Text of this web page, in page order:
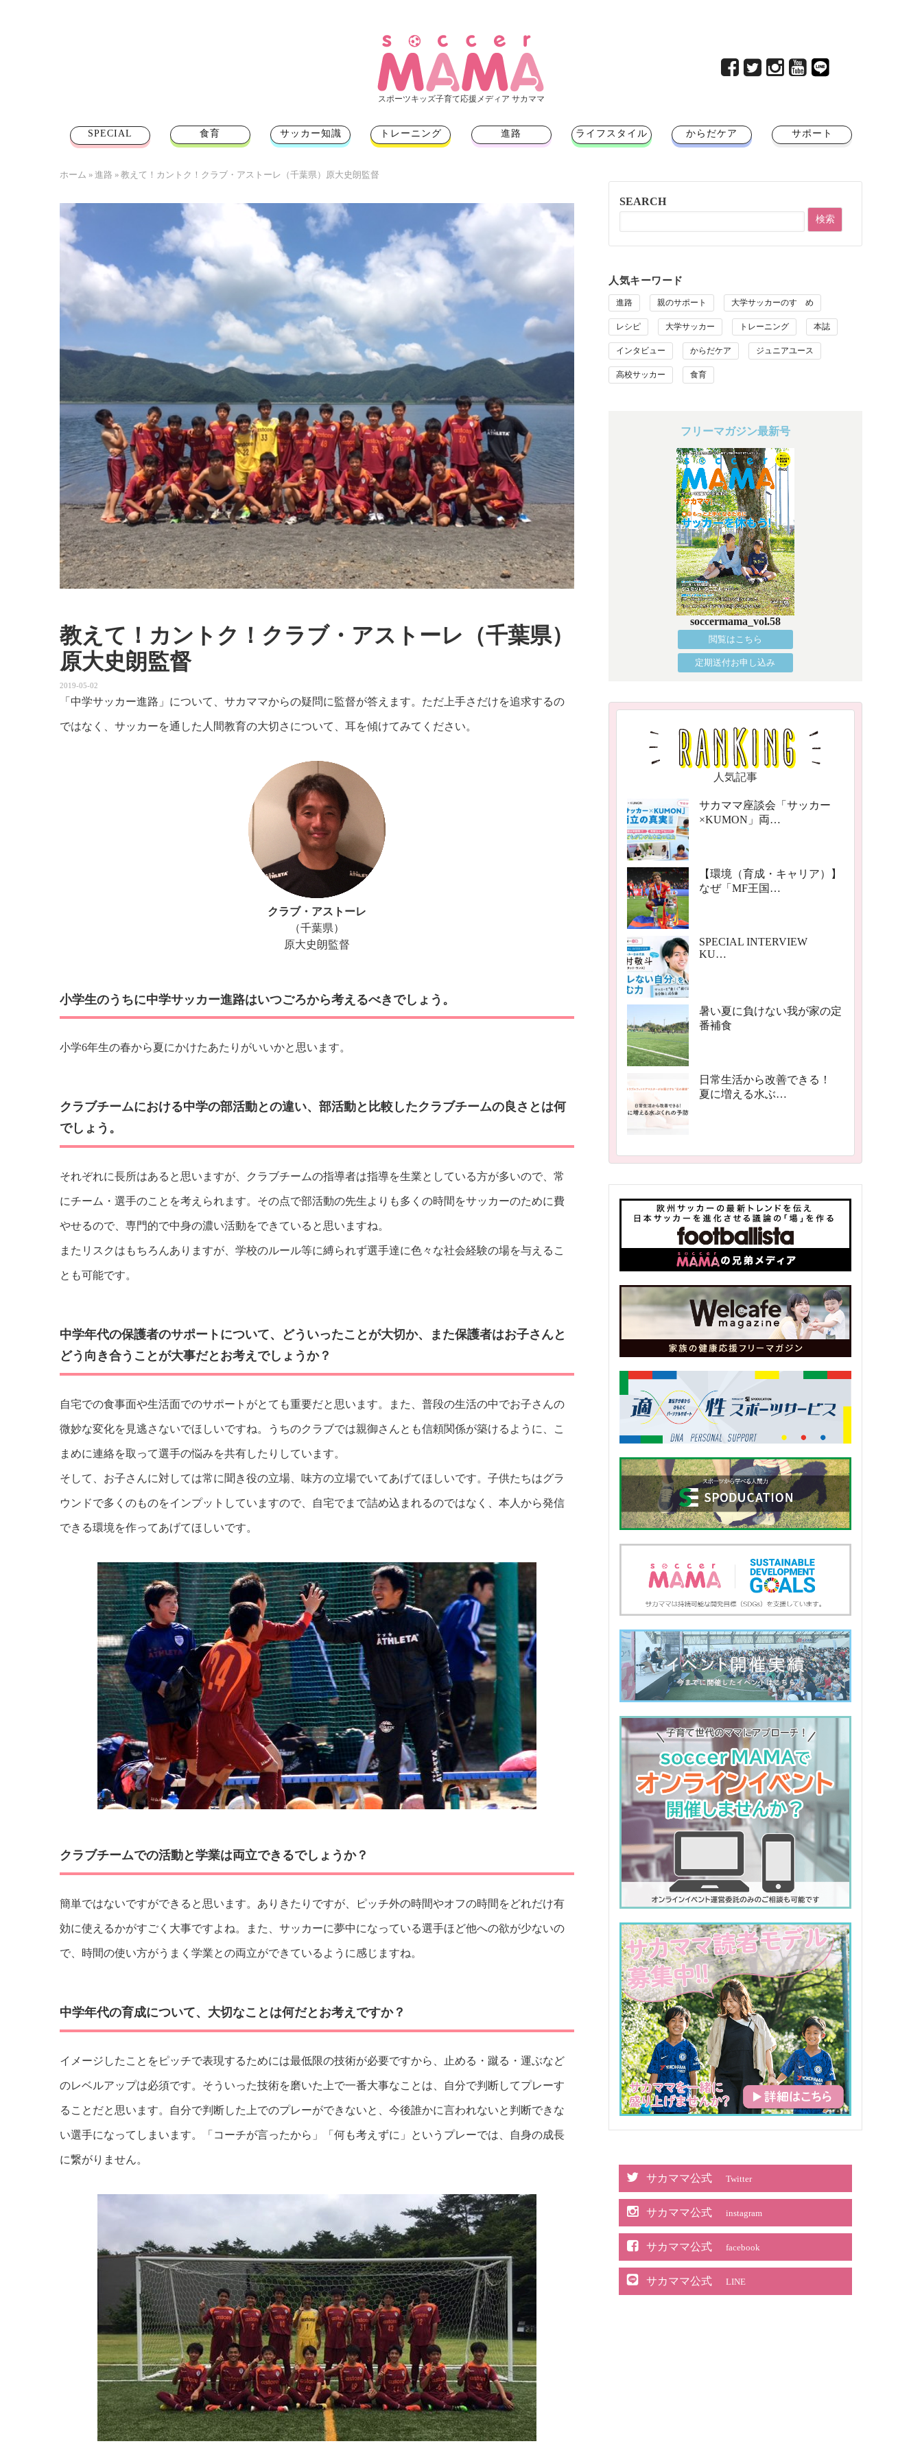
スポーツキッズ子育て応援メディア サカママ
SPECIAL 食育 サッカー知識 トレーニング 進路 ライフスタイル からだケア サポート
ホーム » 進路 » 教えて！カントク！クラブ・アストーレ（千葉県）原大史朗監督
教えて！カントク！クラブ・アストーレ（千葉県）
原大史朗監督
2019-05-02
「中学サッカー進路」について、サカママからの疑問に監督が答えます。ただ上手さだけを追求するの
ではなく、サッカーを通した人間教育の大切さについて、耳を傾けてみてください。
クラブ・アストーレ
（千葉県）
原大史朗監督
小学生のうちに中学サッカー進路はいつごろから考えるべきでしょう。
小学6年生の春から夏にかけたあたりがいいかと思います。
クラブチームにおける中学の部活動との違い、部活動と比較したクラブチームの良さとは何
でしょう。
それぞれに長所はあると思いますが、クラブチームの指導者は指導を生業としている方が多いので、常
にチーム・選手のことを考えられます。その点で部活動の先生よりも多くの時間をサッカーのために費
やせるので、専門的で中身の濃い活動をできていると思いますね。
またリスクはもちろんありますが、学校のルール等に縛られず選手達に色々な社会経験の場を与えるこ
とも可能です。
中学年代の保護者のサポートについて、どういったことが大切か、また保護者はお子さんと
どう向き合うことが大事だとお考えでしょうか？
自宅での食事面や生活面でのサポートがとても重要だと思います。また、普段の生活の中でお子さんの
微妙な変化を見逃さないでほしいですね。うちのクラブでは親御さんとも信頼関係が築けるように、こ
まめに連絡を取って選手の悩みを共有したりしています。
そして、お子さんに対しては常に聞き役の立場、味方の立場でいてあげてほしいです。子供たちはグラ
ウンドで多くのものをインプットしていますので、自宅でまで詰め込まれるのではなく、本人から発信
できる環境を作ってあげてほしいです。
クラブチームでの活動と学業は両立できるでしょうか？
簡単ではないですができると思います。ありきたりですが、ピッチ外の時間やオフの時間をどれだけ有
効に使えるかがすごく大事ですよね。また、サッカーに夢中になっている選手ほど他への欲が少ないの
で、時間の使い方がうまく学業との両立ができているように感じますね。
中学年代の育成について、大切なことは何だとお考えですか？
イメージしたことをピッチで表現するためには最低限の技術が必要ですから、止める・蹴る・運ぶなど
のレベルアップは必須です。そういった技術を磨いた上で一番大事なことは、自分で判断してプレーす
ることだと思います。自分で判断した上でのプレーができないと、今後誰かに言われないと判断できな
い選手になってしまいます。「コーチが言ったから」「何も考えずに」というプレーでは、自身の成長
に繋がりません。
SEARCH
人気キーワード
進路 親のサポート 大学サッカーのすゝめ
レシピ 大学サッカー トレーニング 本誌
インタビュー からだケア ジュニアユース
高校サッカー 食育
フリーマガジン最新号
soccermama_vol.58
閲覧はこちら
定期送付お申し込み
人気記事
サカママ座談会「サッカー
×KUMON」両…
【環境（育成・キャリア）】
なぜ「MF王国…
SPECIAL INTERVIEW
KU…
暑い夏に負けない我が家の定
番補食
日常生活から改善できる！
夏に増える水ぶ…
サカママ公式 Twitter
サカママ公式 instagram
サカママ公式 facebook
サカママ公式 LINE